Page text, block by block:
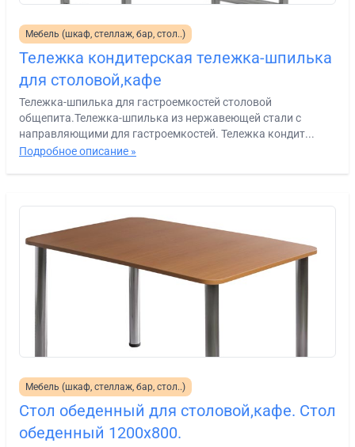
Мебель (шкаф, стеллаж, бар, стол..)
Тележка кондитерская тележка-шпилька
для столовой,кафе
Тележка-шпилька для гастроемкостей столовой
общепита.Тележка-шпилька из нержавеющей стали с
направляющими для гастроемкостей. Тележка кондит...
Подробное описание »
Мебель (шкаф, стеллаж, бар, стол..)
Стол обеденный для столовой,кафе. Стол
обеденный 1200х800.